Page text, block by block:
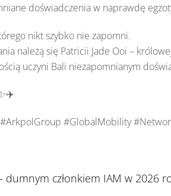
doświadczenia w naprawdę
nikt szybko nie zapomni.
należą się Patricii Jade Ooi –
uczyni Bali niezapomnianym
#GlobalMobility
dumnym członkiem IAM w 2026